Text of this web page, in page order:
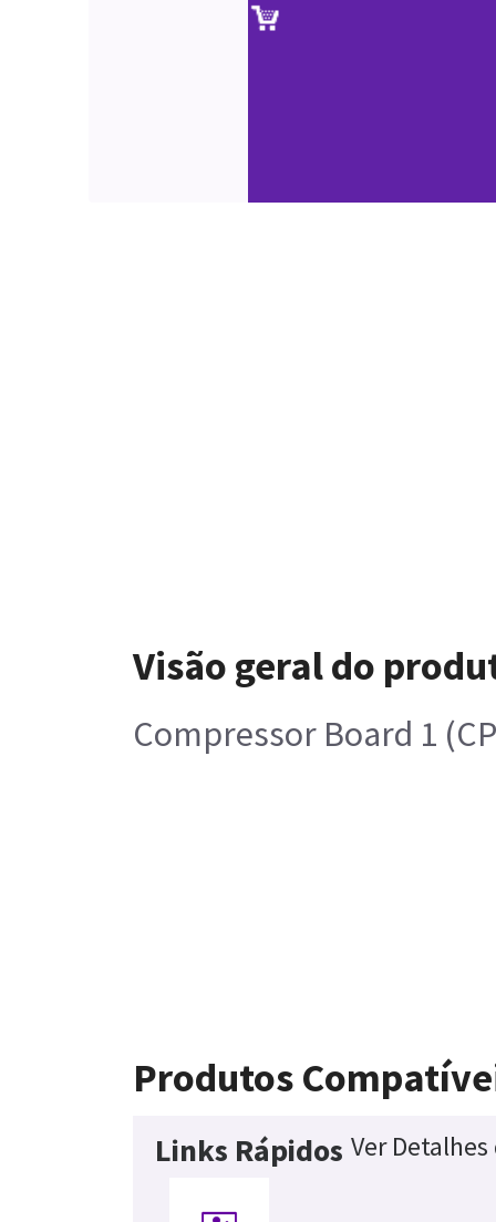
Visão geral do
Compressor Board 1
Produtos
Links Rápidos Ver